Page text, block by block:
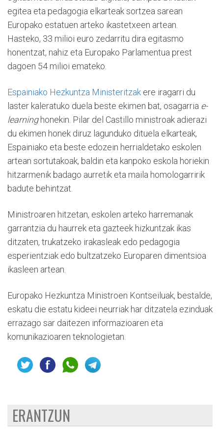
egitea eta pedagogia elkarteak sortzea sarean
Europako estatuen arteko ikastetxeen artean.
Hasteko, 33 milioi euro zedarritu dira egitasmo
honentzat, nahiz eta Europako Parlamentua prest
dagoen 54 milioi emateko.
Espainiako Hezkuntza Ministeritzak ere iragarri du
laster kaleratuko duela beste ekimen bat, osagarria e-
learninghonekin. Pilar del Castillo ministroak adierazi
du ekimen honek diruz lagunduko dituela elkarteak,
Espainiako eta beste edozein herrialdetako eskolen
artean sortutakoak, baldin eta kanpoko eskola horiekin
hitzarmenik badago aurretik eta maila homologarririk
badute behintzat.
Ministroaren hitzetan, eskolen arteko harremanak
garrantzia du haurrek eta gazteek hizkuntzak ikas
ditzaten, trukatzeko irakasleak edo pedagogia
esperientziak edo bultzatzeko Europaren dimentsioa
ikasleen artean.
Europako Hezkuntza Ministroen Kontseiluak, bestalde,
eskatu die estatu kideei neurriak har ditzatela ezinduak
errazago sar daitezen informazioaren eta
komunikazioaren teknologietan.
ERANTZUN